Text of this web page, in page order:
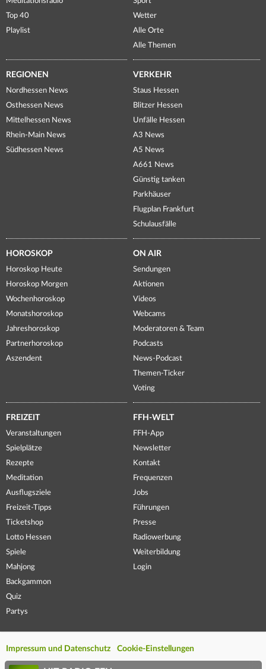
Top 40
Playlist
Wetter
Alle Orte
Alle Themen
REGIONEN
Nordhessen News
Osthessen News
Mittelhessen News
Rhein-Main News
Südhessen News
VERKEHR
Staus Hessen
Blitzer Hessen
Unfälle Hessen
A3 News
A5 News
A661 News
Günstig tanken
Parkhäuser
Flugplan Frankfurt
Schulausfälle
HOROSKOP
Horoskop Heute
Horoskop Morgen
Wochenhoroskop
Monatshoroskop
Jahreshoroskop
Partnerhoroskop
Aszendent
ON AIR
Sendungen
Aktionen
Videos
Webcams
Moderatoren & Team
Podcasts
News-Podcast
Themen-Ticker
Voting
FREIZEIT
Veranstaltungen
Spielplätze
Rezepte
Meditation
Ausflugsziele
Freizeit-Tipps
Ticketshop
Lotto Hessen
Spiele
Mahjong
Backgammon
Quiz
Partys
FFH-WELT
FFH-App
Newsletter
Kontakt
Frequenzen
Jobs
Führungen
Presse
Radiowerbung
Weiterbildung
Login
Impressum und Datenschutz Cookie-Einstellungen